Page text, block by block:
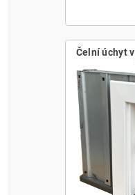
Čelní úchyt